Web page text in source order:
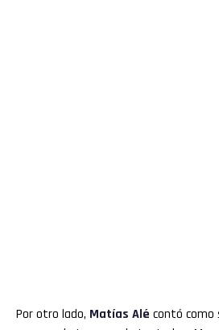
Por otro lado, Matías Alé contó como